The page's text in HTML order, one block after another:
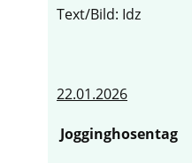
Text/Bild: Idz
22.01.2026
Jogginghosentag